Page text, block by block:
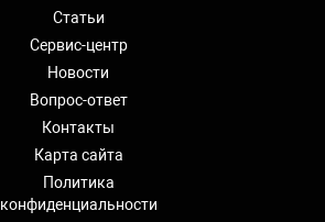
Статьи
Сервис-центр
Новости
Вопрос-ответ
Контакты
Карта сайта
Политика
конфиденциальности